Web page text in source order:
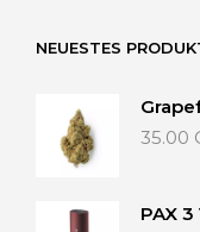
NEUESTES
35.00
PAX